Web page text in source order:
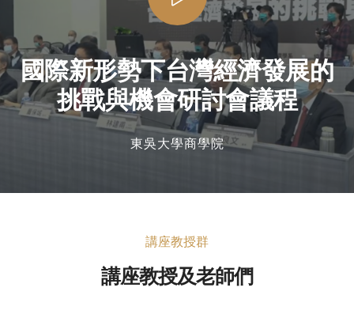
國際新形勢下台灣經濟發展的
挑戰與機會研討會議程
東吳大學商學院
講座教授群
講座教授及老師們